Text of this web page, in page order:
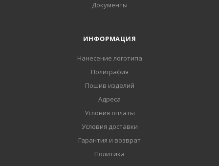
Документы
ИНФОРМАЦИЯ
Нанесение логотипа
Полиграфия
Пошив изделий
Адреса
Условия оплаты
Условия доставки
Гарантия и возврат
Политика